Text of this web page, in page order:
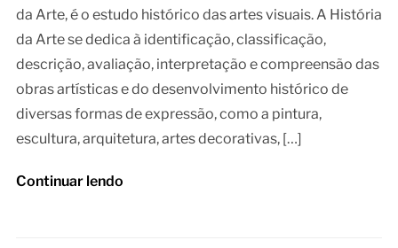
da Arte, é o estudo histórico das artes visuais. A História
da Arte se dedica à identificação, classificação,
descrição, avaliação, interpretação e compreensão das
obras artísticas e do desenvolvimento histórico de
diversas formas de expressão, como a pintura,
escultura, arquitetura, artes decorativas, […]
Continuar lendo